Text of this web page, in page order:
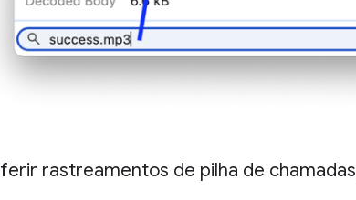
rastreamentos de pilha de chamadas